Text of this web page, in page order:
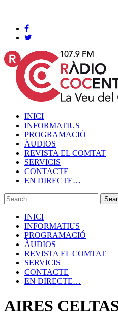
INICI
INFORMATIUS
PROGRAMACIÓ
ÀUDIOS
REVISTA EL COMTAT
SERVICIS
CONTACTE
EN DIRECTE…
INICI
INFORMATIUS
PROGRAMACIÓ
ÀUDIOS
REVISTA EL COMTAT
SERVICIS
CONTACTE
EN DIRECTE…
AIRES